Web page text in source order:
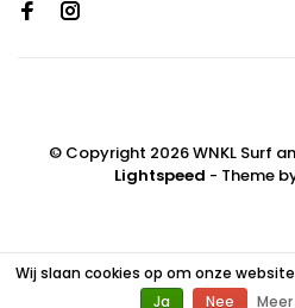
© Copyright 2026 WNKL Surf
Lightspeed - Theme
Wij slaan cookies op om onze
Ja
Nee